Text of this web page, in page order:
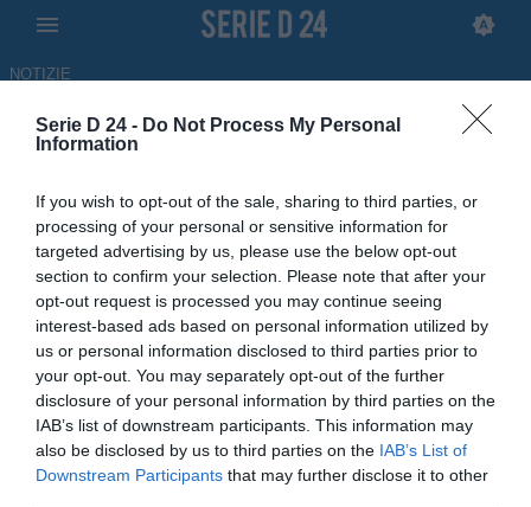
Serie D 24 - Do Not Process My Personal
Information
If you wish to opt-out of the sale, sharing to third parties, or
processing of your personal or sensitive information for
targeted advertising by us, please use the below opt-out
section to confirm your selection. Please note that after your
opt-out request is processed you may continue seeing
interest-based ads based on personal information utilized by
us or personal information disclosed to third parties prior to
your opt-out. You may separately opt-out of the further
disclosure of your personal information by third parties on the
IAB’s list of downstream participants. This information may
also be disclosed by us to third parties on the IAB’s List of
Downstream Participants that may further disclose it to other
NOTIZIE
Taranto, ufficiale l'arrivo in
panchina di Alberto Giuliatto
UFFICIALE
03.07.2026 14:00 di Redazione
Con un comunicato, il Taranto ha annunciato l'arrivo sulla panchina
rossoblù di Alberto Giuliatto. Oggi pomeriggio la conferenza di
presentazione.